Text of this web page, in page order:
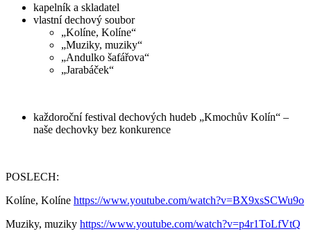
kapelník a skladatel
vlastní dechový soubor
„Kolíne, Kolíne“
„Muziky, muziky“
„Andulko šafářova“
„Jarabáček“
každoroční festival dechových hudeb „Kmochův Kolín“ –
naše dechovky bez konkurence
POSLECH:
Kolíne, Kolíne https://www.youtube.com/watch?v=BX9xsSCWu9o
Muziky, muziky https://www.youtube.com/watch?v=p4r1ToLfVtQ